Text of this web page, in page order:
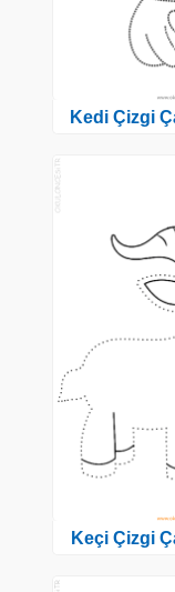
Kedi Çizgi
Keçi Çizgi